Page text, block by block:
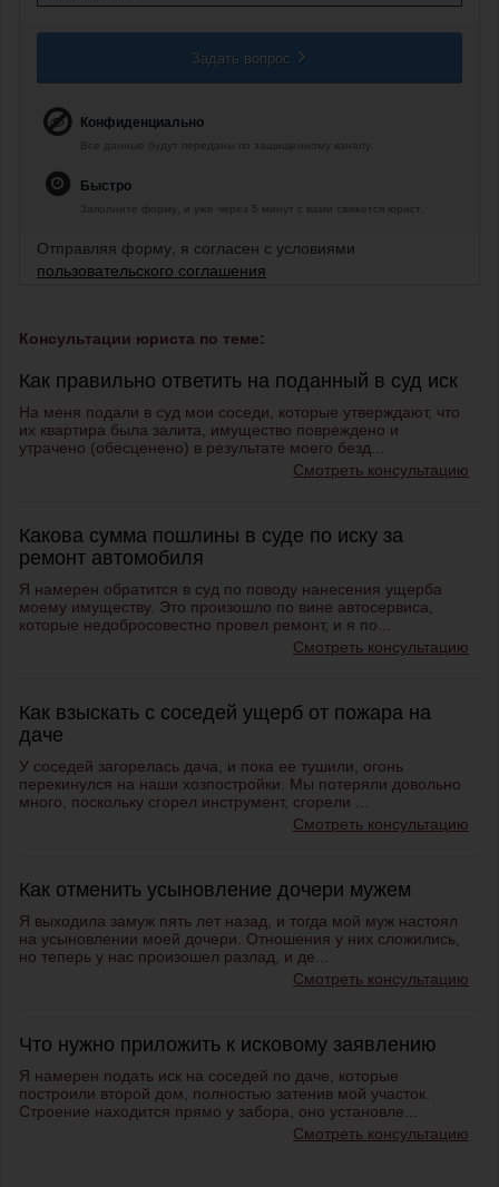
Задать вопрос
Конфиденциально
Все данные будут переданы по защищенному каналу.
Быстро
Заполните форму, и уже через 5 минут с вами свяжется юрист.
Отправляя форму, я согласен с условиями
пользовательского соглашения
Консультации юриста по теме:
Как правильно ответить на поданный в суд иск
На меня подали в суд мои соседи, которые утверждают, что
их квартира была залита, имущество повреждено и
утрачено (обесценено) в результате моего безд...
Смотреть консультацию
Какова сумма пошлины в суде по иску за
ремонт автомобиля
Я намерен обратится в суд по поводу нанесения ущерба
моему имуществу. Это произошло по вине автосервиса,
которые недобросовестно провел ремонт, и я по...
Смотреть консультацию
Как взыскать с соседей ущерб от пожара на
даче
У соседей загорелась дача, и пока ее тушили, огонь
перекинулся на наши хозпостройки. Мы потеряли довольно
много, поскольку сгорел инструмент, сгорели ...
Смотреть консультацию
Как отменить усыновление дочери мужем
Я выходила замуж пять лет назад, и тогда мой муж настоял
на усыновлении моей дочери. Отношения у них сложились,
но теперь у нас произошел разлад, и де...
Смотреть консультацию
Что нужно приложить к исковому заявлению
Я намерен подать иск на соседей по даче, которые
построили второй дом, полностью затенив мой участок.
Строение находится прямо у забора, оно установле...
Смотреть консультацию